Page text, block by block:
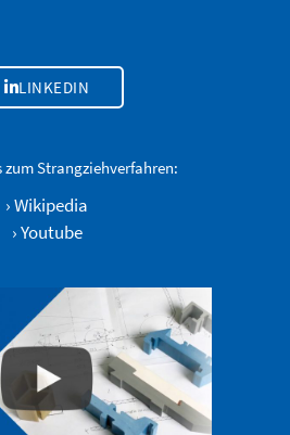
LINKEDIN
zum Strangziehverfahren:
›Wikipedia
›Youtube